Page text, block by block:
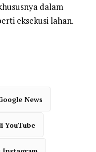
dalam
eksekusi lahan.
News
YouTube